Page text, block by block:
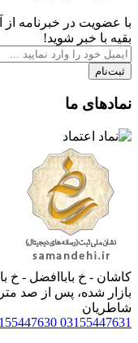
با عضویت در خبرنامه از
بقیه با خبر شوید!
ثبت‌نام
نمادهای ما
کاشان - خ باباافضل - خ
بازار شده، پس از صد
شاطریان
03155447631